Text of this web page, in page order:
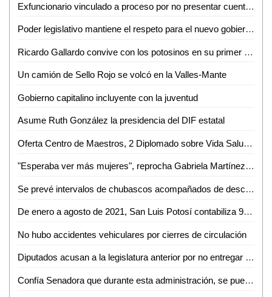
Exfuncionario vinculado a proceso por no presentar cuenta pública: ASE
Poder legislativo mantiene el respeto para el nuevo gobierno estatal
Ricardo Gallardo convive con los potosinos en su primer lunes como gobernador
Un camión de Sello Rojo se volcó en la Valles-Mante
Gobierno capitalino incluyente con la juventud
Asume Ruth González la presidencia del DIF estatal
Oferta Centro de Maestros, 2 Diplomado sobre Vida Saludable
"Esperaba ver más mujeres", reprocha Gabriela Martínez que en la administración estatal no se haya dado una equidad
Se prevé intervalos de chubascos acompañados de descargas eléctricas y posibles granizadas en regiones de San Luis Potosí
De enero a agosto de 2021, San Luis Potosí contabiliza 95 actos atroces
No hubo accidentes vehiculares por cierres de circulación
Diputados acusan a la legislatura anterior por no entregar información en materia de recursos
Confía Senadora que durante esta administración, se pueda solucionar desabasto de medicamentos